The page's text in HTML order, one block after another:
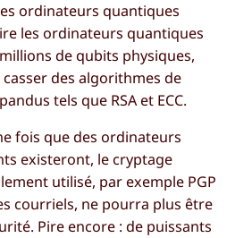
ordinateurs quantiques
les ordinateurs quantiques
de qubits physiques,
des algorithmes de
tels que RSA et ECC.
fois que des ordinateurs
existeront, le cryptage
utilisé, par exemple PGP
courriels, ne pourra plus être
Pire encore : de puissants